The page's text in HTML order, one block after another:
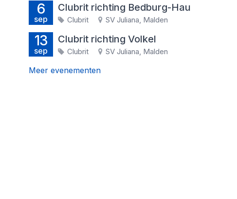
6
sep
Clubrit richting Bedburg-Hau
Clubrit SV Juliana, Malden
13
sep
Clubrit richting Volkel
Clubrit SV Juliana, Malden
Meer evenementen